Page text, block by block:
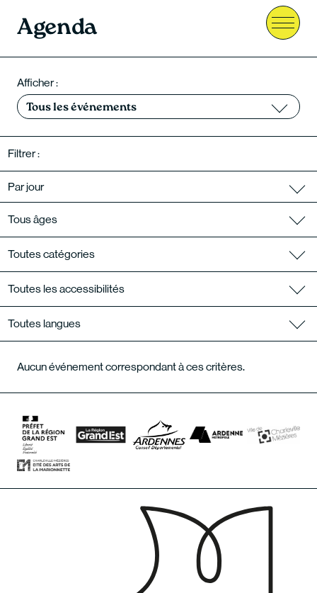
Menu
Agenda
Afficher :
Tous les événements
Filtrer :
Tous âges
Toutes catégories
Toutes les accessibilités
Toutes langues
Aucun événement correspondant à ces critères.